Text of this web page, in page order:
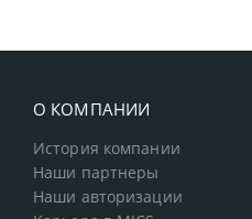
О КОМПАНИИ
История компании
Наши партнеры
Наши авторизации